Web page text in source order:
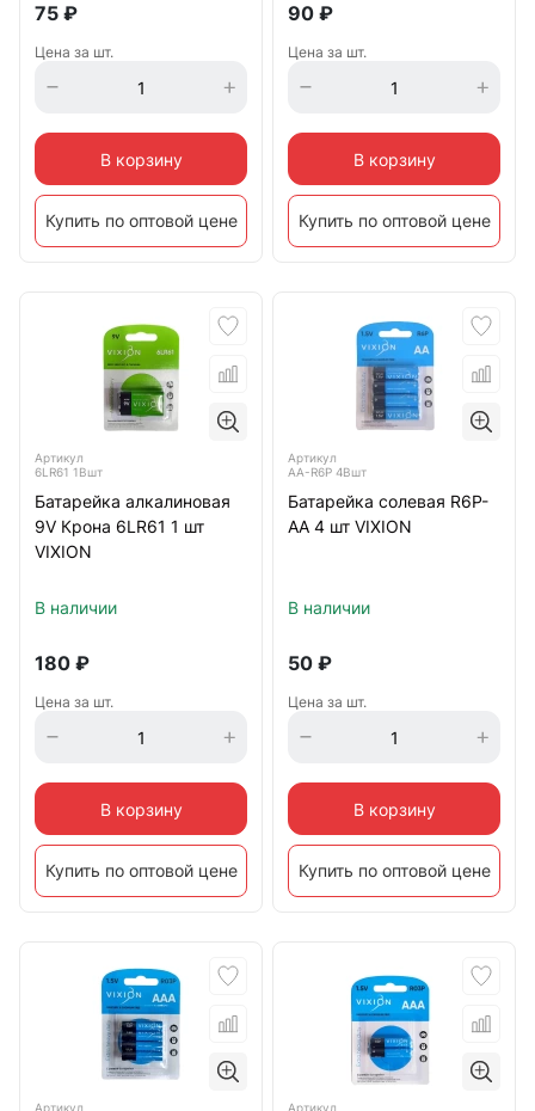
75 ₽
Цена за шт.
В корзину
Купить по оптовой цене
90 ₽
Цена за шт.
В корзину
Купить по оптовой цене
Артикул
6LR61 1Bшт
Батарейка алкалиновая
9V Крона 6LR61 1 шт
VIXION
В наличии
180 ₽
Цена за шт.
В корзину
Купить по оптовой цене
Артикул
AA-R6P 4Bшт
Батарейка солевая R6P-
AA 4 шт VIXION
В наличии
50 ₽
Цена за шт.
В корзину
Купить по оптовой цене
Артикул Артикул